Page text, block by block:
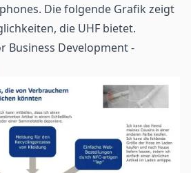
Die folgende Grafik zeigt
die UHF bietet.
Business Development -